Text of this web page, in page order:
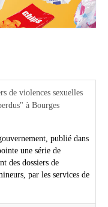
de violences sexuelles
à Bourges
publié dans
une série de
des dossiers de
par les services de